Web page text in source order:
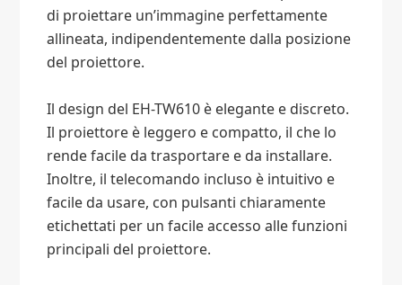
di proiettare un’immagine perfettamente
allineata, indipendentemente dalla posizione
del proiettore.
Il design del EH-TW610 è elegante e discreto.
Il proiettore è leggero e compatto, il che lo
rende facile da trasportare e da installare.
Inoltre, il telecomando incluso è intuitivo e
facile da usare, con pulsanti chiaramente
etichettati per un facile accesso alle funzioni
principali del proiettore.